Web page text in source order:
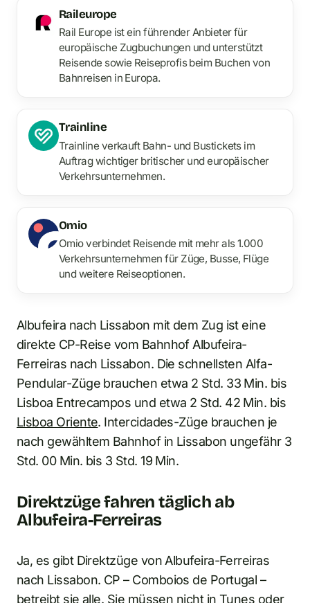
Raileurope
Rail Europe ist ein führender Anbieter für
europäische Zugbuchungen und unterstützt
Reisende sowie Reiseprofis beim Buchen von
Bahnreisen in Europa.
Trainline
Trainline verkauft Bahn- und Bustickets im
Auftrag wichtiger britischer und europäischer
Verkehrsunternehmen.
Omio
Omio verbindet Reisende mit mehr als 1.000
Verkehrsunternehmen für Züge, Busse, Flüge
und weitere Reiseoptionen.
Albufeira nach Lissabon mit dem Zug ist eine
direkte CP-Reise vom Bahnhof Albufeira-
Ferreiras nach Lissabon. Die schnellsten Alfa-
Pendular-Züge brauchen etwa 2 Std. 33 Min. bis
Lisboa Entrecampos und etwa 2 Std. 42 Min. bis
Lisboa Oriente. Intercidades-Züge brauchen je
nach gewähltem Bahnhof in Lissabon ungefähr 3
Std. 00 Min. bis 3 Std. 19 Min.
Direktzüge fahren täglich ab
Albufeira-Ferreiras
Ja, es gibt Direktzüge von Albufeira-Ferreiras
nach Lissabon. CP – Comboios de Portugal –
betreibt sie alle. Sie müssen nicht in Tunes oder